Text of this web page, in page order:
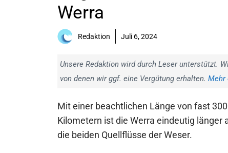
Werra
Redaktion Juli 6, 2024
Unsere Redaktion wird durch Leser unterstützt.
von denen wir ggf. eine Vergütung erhalten. Mehr
Mit einer beachtlichen Länge von fast 300
Kilometern ist die Werra eindeutig länger
die beiden Quellflüsse der Weser.